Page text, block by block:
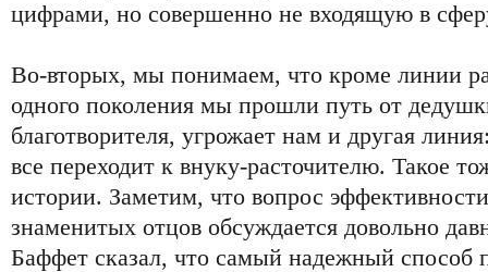
цифрами, но совершенно не входящую в
Во-вторых, мы понимаем, что кроме линии
одного поколения мы прошли путь от
благотворителя, угрожает нам и другая
все переходит к внуку-расточителю. Такое
истории. Заметим, что вопрос
знаменитых отцов обсуждается довольно
Баффет сказал, что самый надежный